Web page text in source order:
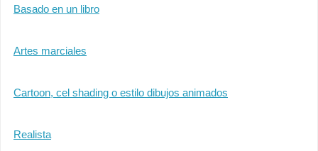
Basado en un libro
Artes marciales
Cartoon, cel shading o estilo dibujos animados
Realista